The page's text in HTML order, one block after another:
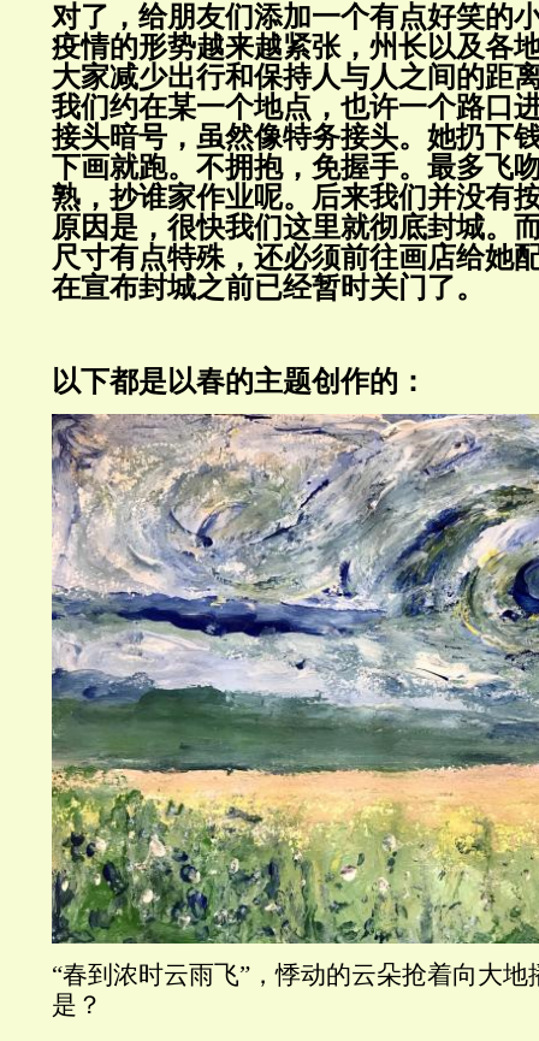
对了，给朋友们添加一个有点好笑的
疫情的形势越来越紧张，州长以及各
大家减少出行和保持人与人之间的距
我们约在某一个地点，也许一个路口
接头暗号，虽然像特务接头。她扔下
下画就跑。不拥抱，免握手。最多飞
熟，抄谁家作业呢。后来我们并没有
原因是，很快我们这里就彻底封城。
尺寸有点特殊，还必须前往画店给她
在宣布封城之前已经暂时关门了。
以下都是以春的主题创作的：
“春到浓时云雨飞”，悸动的云朵抢着向大
是？